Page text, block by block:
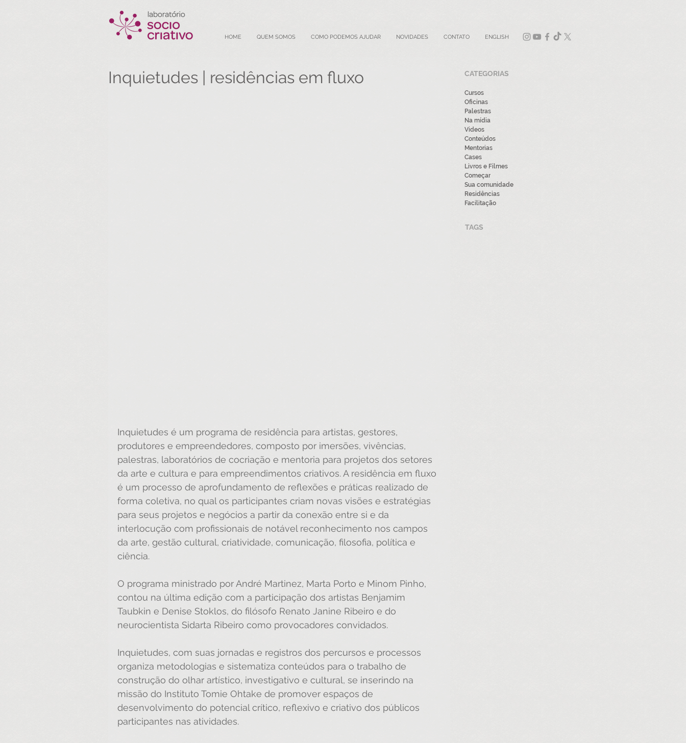
HOME QUEM SOMOS COMO PODEMOS AJUDAR NOVIDADES CONTATO ENGLISH
Inquietudes | residências em fluxo
Inquietudes é um programa de residência para artistas, gestores,
produtores e empreendedores, composto por imersões, vivências,
palestras, laboratórios de cocriação e mentoria para projetos dos setores
da arte e cultura e para empreendimentos criativos. A residência em fluxo
é um processo de aprofundamento de reflexões e práticas realizado de
forma coletiva, no qual os participantes criam novas visões e estratégias
para seus projetos e negócios a partir da conexão entre si e da
interlocução com profissionais de notável reconhecimento nos campos
da arte, gestão cultural, criatividade, comunicação, filosofia, política e
ciência.
O programa ministrado por André Martinez, Marta Porto e Minom Pinho,
contou na última edição com a participação dos artistas Benjamim
Taubkin e Denise Stoklos, do filósofo Renato Janine Ribeiro e do
neurocientista Sidarta Ribeiro como provocadores convidados.
Inquietudes, com suas jornadas e registros dos percursos e processos
organiza metodologias e sistematiza conteúdos para o trabalho de
construção do olhar artístico, investigativo e cultural, se inserindo na
missão do Instituto Tomie Ohtake de promover espaços de
desenvolvimento do potencial crítico, reflexivo e criativo dos públicos
participantes nas atividades.
CATEGORIAS
Cursos
Oficinas
Palestras
Na mídia
Videos
Conteúdos
Mentorias
Cases
Livros e Filmes
Começar
Sua comunidade
Residências
Facilitação
TAGS